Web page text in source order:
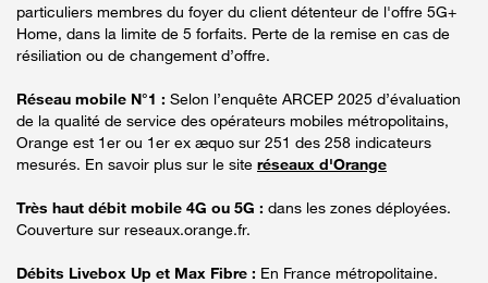
particuliers membres du foyer du client détenteur de l'offre 5G+
Home, dans la limite de 5 forfaits. Perte de la remise en cas de
résiliation ou de changement d’offre.
Réseau mobile N°1 : Selon l’enquête ARCEP 2025 d’évaluation
de la qualité de service des opérateurs mobiles métropolitains,
Orange est 1er ou 1er ex æquo sur 251 des 258 indicateurs
mesurés. En savoir plus sur le site réseaux d'Orange
Très haut débit mobile 4G ou 5G : dans les zones déployées.
Couverture sur reseaux.orange.fr.
Débits Livebox Up et Max Fibre : En France métropolitaine.